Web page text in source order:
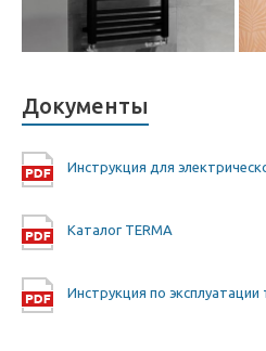
Документы
Инструкция для
Каталог TERMA
Инструкция по